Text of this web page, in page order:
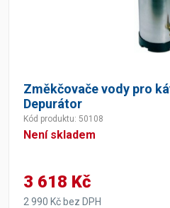
Změkčovače vody pro
Depurátor
Kód produktu: 50108
Není skladem
3 618 Kč
2 990 Kč bez DPH